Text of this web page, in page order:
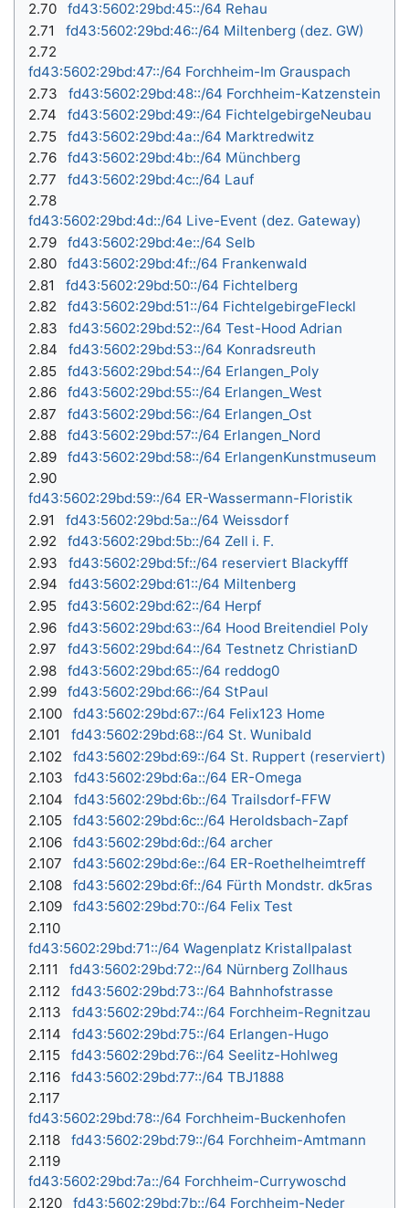
2.70
fd43:5602:29bd:45::/64 Rehau
2.71
fd43:5602:29bd:46::/64 Miltenberg (dez. GW)
2.72
fd43:5602:29bd:47::/64 Forchheim-Im Grauspach
2.73
fd43:5602:29bd:48::/64 Forchheim-Katzenstein
2.74
fd43:5602:29bd:49::/64 FichtelgebirgeNeubau
2.75
fd43:5602:29bd:4a::/64 Marktredwitz
2.76
fd43:5602:29bd:4b::/64 Münchberg
2.77
fd43:5602:29bd:4c::/64 Lauf
2.78
fd43:5602:29bd:4d::/64 Live-Event (dez. Gateway)
2.79
fd43:5602:29bd:4e::/64 Selb
2.80
fd43:5602:29bd:4f::/64 Frankenwald
2.81
fd43:5602:29bd:50::/64 Fichtelberg
2.82
fd43:5602:29bd:51::/64 FichtelgebirgeFleckl
2.83
fd43:5602:29bd:52::/64 Test-Hood Adrian
2.84
fd43:5602:29bd:53::/64 Konradsreuth
2.85
fd43:5602:29bd:54::/64 Erlangen_Poly
2.86
fd43:5602:29bd:55::/64 Erlangen_West
2.87
fd43:5602:29bd:56::/64 Erlangen_Ost
2.88
fd43:5602:29bd:57::/64 Erlangen_Nord
2.89
fd43:5602:29bd:58::/64 ErlangenKunstmuseum
2.90
fd43:5602:29bd:59::/64 ER-Wassermann-Floristik
2.91
fd43:5602:29bd:5a::/64 Weissdorf
2.92
fd43:5602:29bd:5b::/64 Zell i. F.
2.93
fd43:5602:29bd:5f::/64 reserviert Blackyfff
2.94
fd43:5602:29bd:61::/64 Miltenberg
2.95
fd43:5602:29bd:62::/64 Herpf
2.96
fd43:5602:29bd:63::/64 Hood Breitendiel Poly
2.97
fd43:5602:29bd:64::/64 Testnetz ChristianD
2.98
fd43:5602:29bd:65::/64 reddog0
2.99
fd43:5602:29bd:66::/64 StPaul
2.100
fd43:5602:29bd:67::/64 Felix123 Home
2.101
fd43:5602:29bd:68::/64 St. Wunibald
2.102
fd43:5602:29bd:69::/64 St. Ruppert (reserviert)
2.103
fd43:5602:29bd:6a::/64 ER-Omega
2.104
fd43:5602:29bd:6b::/64 Trailsdorf-FFW
2.105
fd43:5602:29bd:6c::/64 Heroldsbach-Zapf
2.106
fd43:5602:29bd:6d::/64 archer
2.107
fd43:5602:29bd:6e::/64 ER-Roethelheimtreff
2.108
fd43:5602:29bd:6f::/64 Fürth Mondstr. dk5ras
2.109
fd43:5602:29bd:70::/64 Felix Test
2.110
fd43:5602:29bd:71::/64 Wagenplatz Kristallpalast
2.111
fd43:5602:29bd:72::/64 Nürnberg Zollhaus
2.112
fd43:5602:29bd:73::/64 Bahnhofstrasse
2.113
fd43:5602:29bd:74::/64 Forchheim-Regnitzau
2.114
fd43:5602:29bd:75::/64 Erlangen-Hugo
2.115
fd43:5602:29bd:76::/64 Seelitz-Hohlweg
2.116
fd43:5602:29bd:77::/64 TBJ1888
2.117
fd43:5602:29bd:78::/64 Forchheim-Buckenhofen
2.118
fd43:5602:29bd:79::/64 Forchheim-Amtmann
2.119
fd43:5602:29bd:7a::/64 Forchheim-Currywoschd
2.120
fd43:5602:29bd:7b::/64 Forchheim-Neder